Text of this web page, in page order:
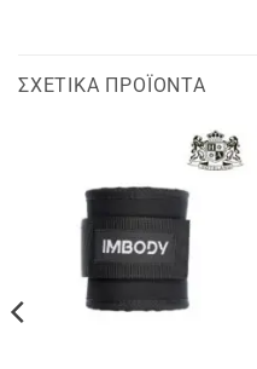
ΣΧΕΤΙΚΆ ΠΡΟΪΌΝΤΑ